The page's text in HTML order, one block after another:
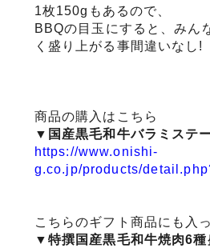
1枚150gもあるので、
BBQの目玉にすると、みん
く盛り上がる事間違いなし!
商品の購入はこちら
▼国産黒毛和牛バラミステ
https://www.onishi-
g.co.jp/products/
こちらのギフト商品にも入
▼特撰国産黒毛和牛焼肉6